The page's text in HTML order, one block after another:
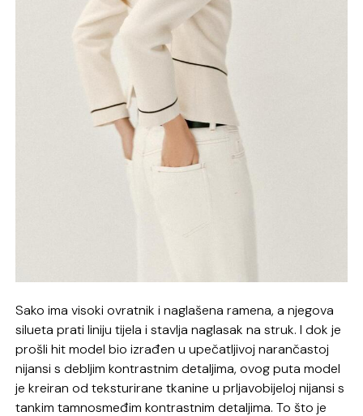
Sako ima visoki ovratnik i naglašena ramena, a njegova
silueta prati liniju tijela i stavlja naglasak na struk. I dok je
prošli hit model bio izrađen u upečatljivoj narančastoj
nijansi s debljim kontrastnim detaljima, ovog puta model
je kreiran od teksturirane tkanine u prljavobijeloj nijansi s
tankim tamnosmeđim kontrastnim detaljima. To što je